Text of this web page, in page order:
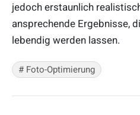
jedoch erstaunlich
ansprechende Ergebnisse,
lebendig werden lassen.
# Foto-Optimierung